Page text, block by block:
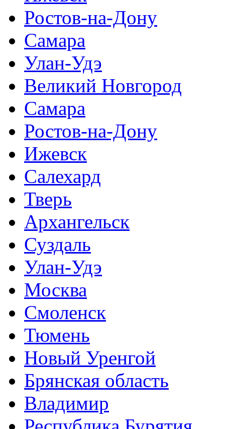
Ростов-на-Дону
Самара
Улан-Удэ
Великий Новгород
Самара
Ростов-на-Дону
Ижевск
Салехард
Тверь
Архангельск
Суздаль
Улан-Удэ
Москва
Смоленск
Тюмень
Новый Уренгой
Брянская область
Владимир